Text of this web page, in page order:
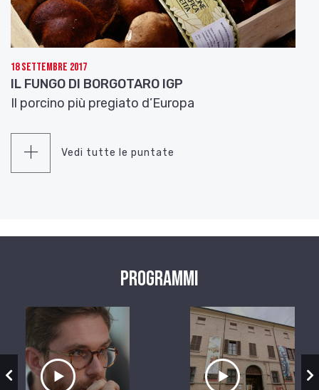
18 Settembre 2017
IL FUNGO DI BORGOTARO IGP
Il porcino più pregiato d’Europa
Vedi tutte le puntate
Programmi
Ascolta il servizio Ascolta il